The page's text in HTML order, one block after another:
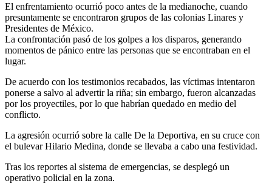
El enfrentamiento ocurrió poco antes de la medianoche, cuando
presuntamente se encontraron grupos de las colonias Linares y
Presidentes de México.
La confrontación pasó de los golpes a los disparos, generando
momentos de pánico entre las personas que se encontraban en el
lugar.
De acuerdo con los testimonios recabados, las víctimas intentaron
ponerse a salvo al advertir la riña; sin embargo, fueron alcanzadas
por los proyectiles, por lo que habrían quedado en medio del
conflicto.
La agresión ocurrió sobre la calle De la Deportiva, en su cruce con
el bulevar Hilario Medina, donde se llevaba a cabo una festividad.
Tras los reportes al sistema de emergencias, se desplegó un
operativo policial en la zona.